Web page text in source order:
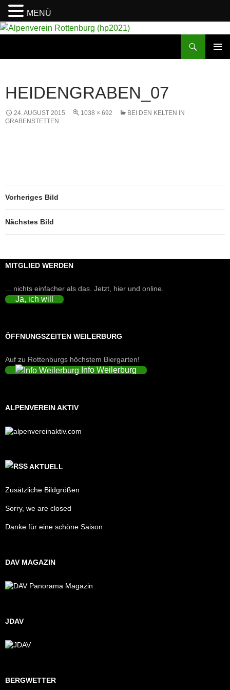
HEIDENGRABEN_07
24. AUGUST 2015 1038 × 692
BEI DEN KELTEN IN
GRABENSTETTEN
Vorheriges Bild
Nächstes Bild
MITGLIED WERDEN
... nichts einfacher als das. Jetzt, hier und online.
Ja, ich will
ÖFFNUNGSZEITEN WEILERBURG
Auf zu Rottenburgs höchstem Biergarten!
Info Weilerburg
ALPENVEREIN AKTIV
AKTUELL
Zusätzliche Bildgrößen
Sorry, we are closed
Danke für eine schöne Saison
DAV MAGAZIN
JDAV
BERGWETTER
MENÜ